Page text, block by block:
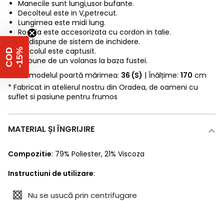
Manecile sunt lungi,usor bufante.
Decolteul este in V,petrecut.
Lungimea este midi lung.
Rochia este accesorizata cu cordon in talie.
Nu dispune de sistem de inchidere.
Articolul este captusit.
Dispune de un volanas la baza fustei.
* Fotomodelul poartă mărimea: 36 (S) | Înălțime: 170 cm
* Fabricat in atelierul nostru din Oradea, de oameni cu
suflet si pasiune pentru frumos
MATERIAL ȘI ÎNGRIJIRE
Compozitie: 79% Poliester, 21% Viscoza
Instructiuni de utilizare:
Nu se usucă prin centrifugare
C
O
D
-
1
5 %